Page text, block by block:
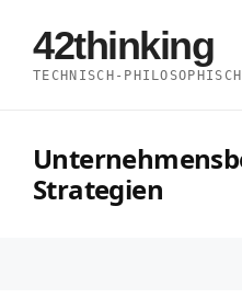
Inhalt
springen
42thinking
TECHNISCH-
Strategien